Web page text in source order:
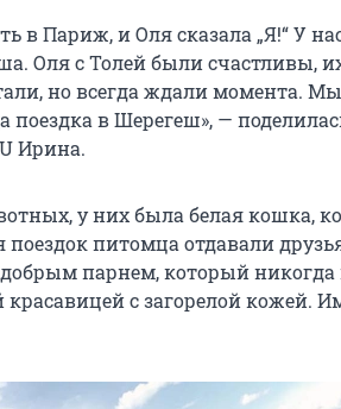
в Париж, и Оля сказала „Я!“ У
Оля с Толей были счастливы,
но всегда ждали момента.
поездка в Шерегеш», —
Ирина.
у них была белая кошка,
питомца отдавали
парнем, который никогда
с загорелой кожей.